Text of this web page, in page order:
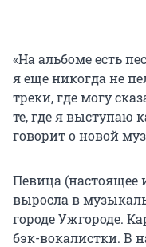
«На альбоме есть
я еще никогда не
треки, где могу
те, где я выступаю
говорит о новой
Певица (настоящее
выросла в
городе Ужгороде.
бэк-вокалистки. В